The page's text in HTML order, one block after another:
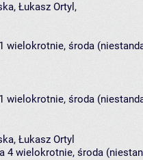
, Łukasz Ortyl ,
wielokrotnie, środa
wielokrotnie, środa
Łukasz Ortyl
4 wielokrotnie, środa